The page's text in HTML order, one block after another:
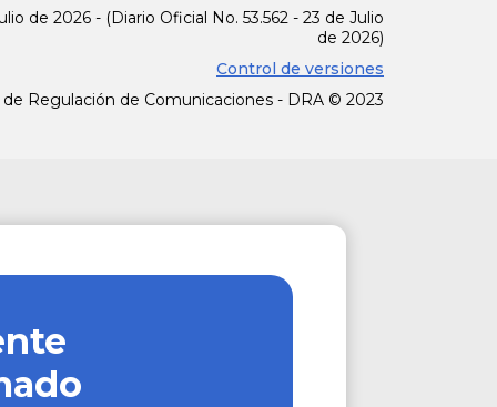
invertido, así como
constituye ingreso
la retención en la
de 2026 - (Diario Oficial No. 53.562 - 23 de Julio
de 2026)
Control de versiones
de Regulación de Comunicaciones - DRA © 2023